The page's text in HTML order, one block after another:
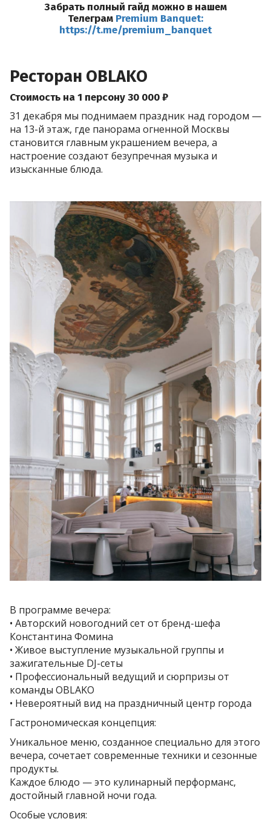
Забрать полный гайд можно в нашем
Телеграм Premium Banquet:
https://t.me/premium_banquet
Ресторан OBLAKO
Стоимость на 1 персону 30 000 ₽
31 декабря мы поднимаем праздник над городом —
на 13-й этаж, где панорама огненной Москвы
становится главным украшением вечера, а
настроение создают безупречная музыка и
изысканные блюда.
В программе вечера:
• Авторский новогодний сет от бренд-шефа
Константина Фомина
• Живое выступление музыкальной группы и
зажигательные DJ-сеты
• Профессиональный ведущий и сюрпризы от
команды OBLAKO
• Невероятный вид на праздничный центр города
Гастрономическая концепция:
Уникальное меню, созданное специально для этого
вечера, сочетает современные техники и сезонные
продукты.
Каждое блюдо — это кулинарный перформанс,
достойный главной ночи года.
Особые условия: